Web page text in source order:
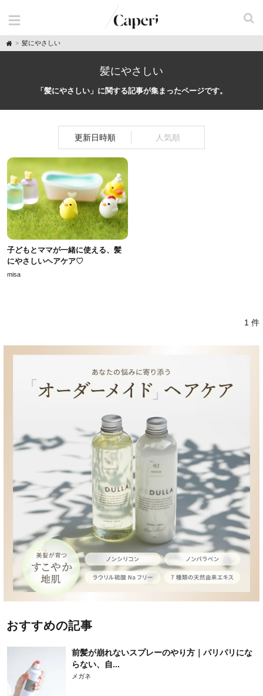
H
o
髪にやさしい
髪にやさしい
「髪にやさしい」に関する記事が集まったページです。
更新日時順 人気順
子どもとママが一緒に使える、髪
にやさしいヘアケア♡
misa
1 件
おすすめの記事
前髪が崩れないスプレーのやり方｜パリパリにな
らない、自...
メガネ